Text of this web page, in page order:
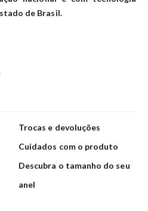
de Brasil.
Trocas e devoluções
Cuidados com o produto
Descubra o tamanho do seu
anel